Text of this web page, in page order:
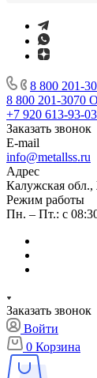
8 800 201-
8 800 201-3070
+7 920 613-93-03
Заказать звонок
E-mail
info@metallss.ru
Адрес
Калужская
Режим работы
Пн. – Пт.: с
Заказать звонок
Войти
0 Корзина